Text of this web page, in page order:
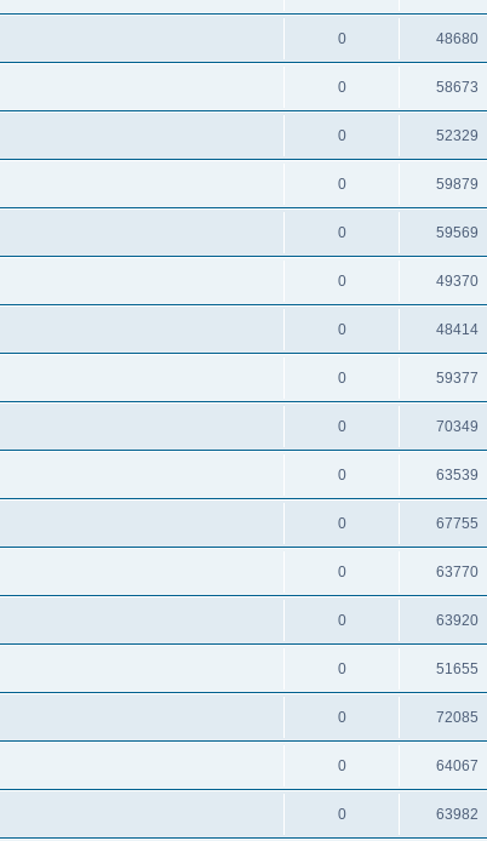
0 48680
0 58673
0 52329
0 59879
0 59569
0 49370
0 48414
0 59377
0 70349
0 63539
0 67755
0 63770
0 63920
0 51655
0 72085
0 64067
0 63982